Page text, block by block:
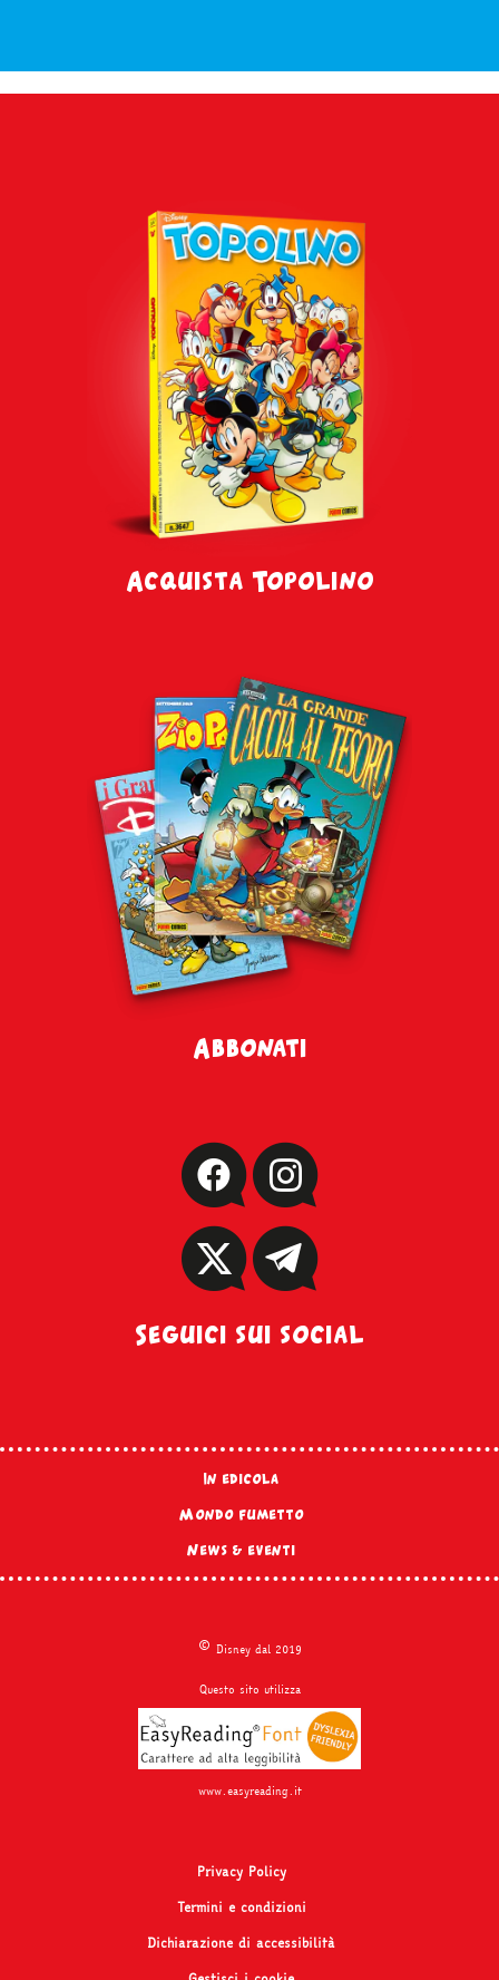
Acquista Topolino
Abbonati
Seguici sui social
In edicola
Mondo fumetto
News & eventi
© Disney dal 2019
Questo sito utilizza
www.easyreading.it
Privacy Policy
Termini e condizioni
Dichiarazione di accessibilità